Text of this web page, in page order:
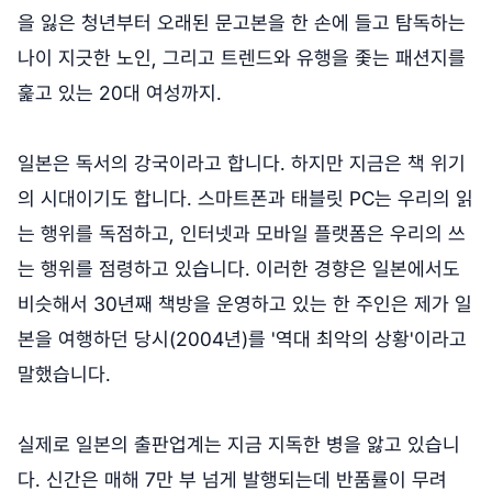
을 잃은 청년부터 오래된 문고본을 한 손에 들고 탐독하는
나이 지긋한 노인, 그리고 트렌드와 유행을 좇는 패션지를
훑고 있는 20대 여성까지.
일본은 독서의 강국이라고 합니다. 하지만 지금은 책 위기
의 시대이기도 합니다. 스마트폰과 태블릿 PC는 우리의 읽
는 행위를 독점하고, 인터넷과 모바일 플랫폼은 우리의 쓰
는 행위를 점령하고 있습니다. 이러한 경향은 일본에서도
비슷해서 30년째 책방을 운영하고 있는 한 주인은 제가 일
본을 여행하던 당시(2004년)를 '역대 최악의 상황'이라고
말했습니다.
실제로 일본의 출판업계는 지금 지독한 병을 앓고 있습니
다. 신간은 매해 7만 부 넘게 발행되는데 반품률이 무려